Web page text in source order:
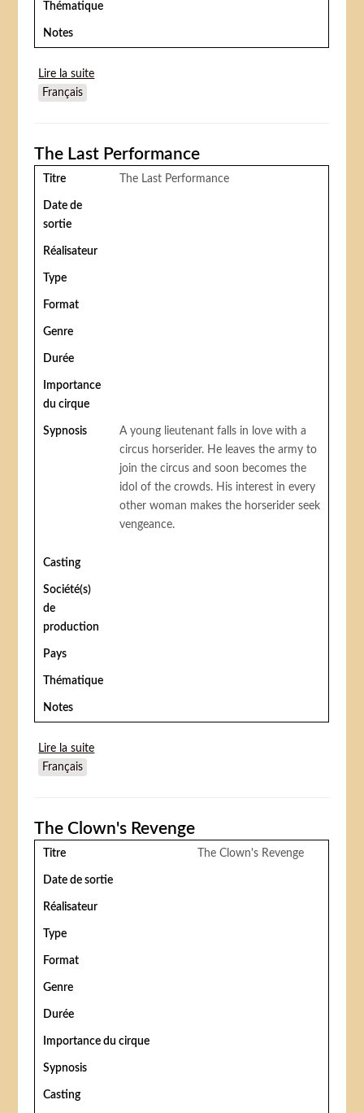
Thématique
Notes
Lire la suite
Français
The Last Performance
Titre The Last Performance
Date de
sortie
Réalisateur
Type
Format
Genre
Durée
Importance
du cirque
Sypnosis
A young lieutenant falls in love with a
circus horserider. He leaves the army to
join the circus and soon becomes the
idol of the crowds. His interest in every
other woman makes the horserider seek
vengeance.
Casting
Société(s)
de
production
Pays
Thématique
Notes
Lire la suite
Français
The Clown's Revenge
Titre The Clown's Revenge
Date de sortie
Réalisateur
Type
Format
Genre
Durée
Importance du cirque
Sypnosis
Casting